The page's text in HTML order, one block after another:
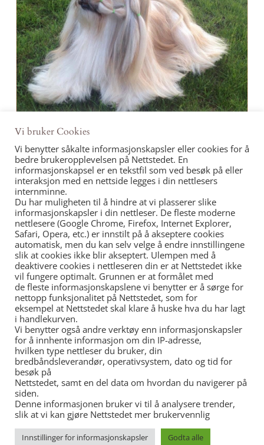
Champions
LES
MER
Vi bruker Cookies
Vi benytter såkalte informasjonskapsler eller cookies for å
bedre brukeropplevelsen på Nettstedet. En
informasjonskapsel er en tekstfil som ved besøk på eller
interaksjon med en nettside legges i din nettlesers
internminne.
Du har muligheten til å hindre at vi plasserer slike
informasjonskapsler i din nettleser. De fleste moderne
nettlesere (Google Chrome, Firefox, Internet Explorer,
Safari, Opera, etc.) er innstilt på å akseptere cookies
automatisk, men du kan selv velge å endre innstillingene
slik at cookies ikke blir akseptert. Ulempen med å
deaktivere cookies i nettleseren din er at Nettstedet ikke
vil fungere optimalt. Grunnen er at formålet med
de fleste informasjonskapslene vi benytter er å sørge for
nettopp funksjonalitet på Nettstedet, som for
eksempel at Nettstedet skal klare å huske hva du har lagt
i handlekurven.
Vi benytter også andre verktøy enn informasjonskapsler
for å innhente informasjon om din IP-adresse,
hvilken type nettleser du bruker, din
bredbåndsleverandør, operativsystem, dato og tid for
besøk på
Nettstedet, samt en del data om hvordan du navigerer på
siden.
Denne informasjonen bruker vi til å analysere trender,
slik at vi kan gjøre Nettstedet mer brukervennlig
Innstillinger for informasjonskapsler Godta alle